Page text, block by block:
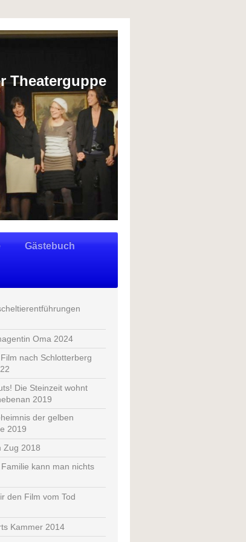
Theaterguppe
Gästebuch
Oma 2024
nach Schlotterberg
Die Steinzeit wohnt
2019
der gelben
2019
Zug 2018
kann man nichts
den Film vom Tod
Kammer 2014